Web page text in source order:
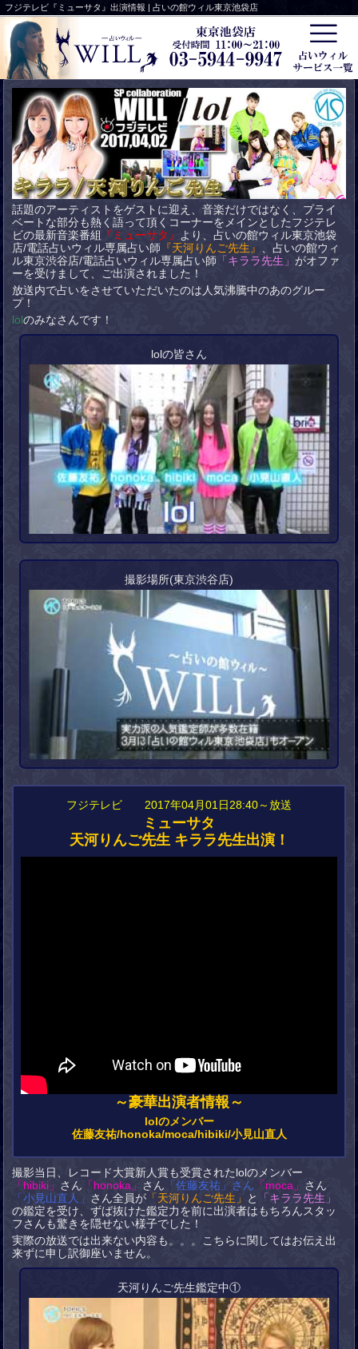
フジテレビ『ミューサタ』出演情報 | 占いの館ウィル東京池袋店
話題のアーティストをゲストに迎え、音楽だけではなく、プライ
ベートな部分も熱く語って頂くコーナーをメインとしたフジテレ
ビの最新音楽番組
『ミューサタ』 より、占いの館ウィル東京池袋
店/電話占いウィル専属占い師 『天河りんご先生』
、占いの館ウィ
ル東京渋谷店/電話占いウィル専属占い師 「キララ先生」がオファ
ーを受けまして、ご出演されました！
放送内で占いをさせていただいたのは人気沸騰中のあのグルー
プ！
lolのみなさんです！
lolの皆さん
撮影場所(東京渋谷店)
フジテレビ 2017年04月01日28:40～放送
ミューサタ
天河りんご先生 キララ先生出演！
～豪華出演者情報～
lolのメンバー
佐藤友祐/honoka/moca/hibiki/小見山直人
撮影当日、レコード大賞新人賞も受賞されたlolのメンバー
「hibiki」 さん 「honoka」 さん 「佐藤友祐」さん 「moca」 さん
「小見山直人」 さん全員が 「天河りんご先生」 と
「キララ先生」
の鑑定を受け、ずば抜けた鑑定力を前に出演者はもちろんスタッ
フさんも驚きを隠せない様子でした！
実際の放送では出来ない内容も。。。こちらに関してはお伝え出
来ずに申し訳御座いません。
天河りんご先生鑑定中①